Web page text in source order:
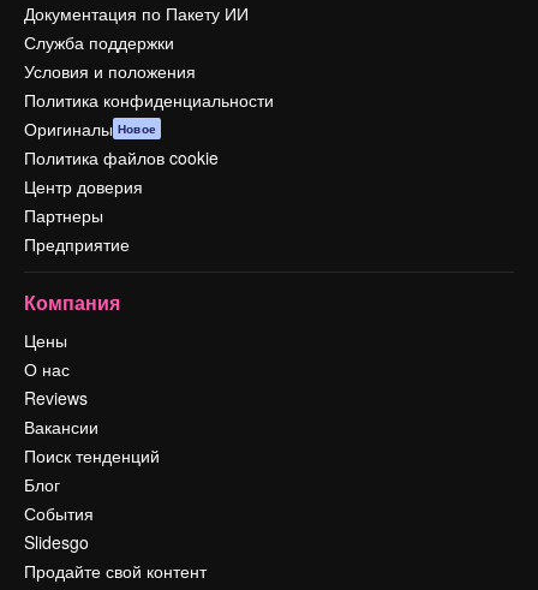
Документация по Пакету ИИ
Служба поддержки
Условия и положения
Политика конфиденциальности
Оригиналы Новое
Политика файлов cookie
Центр доверия
Партнеры
Предприятие
Компания
Цены
О нас
Reviews
Вакансии
Поиск тенденций
Блог
События
Slidesgo
Продайте свой контент